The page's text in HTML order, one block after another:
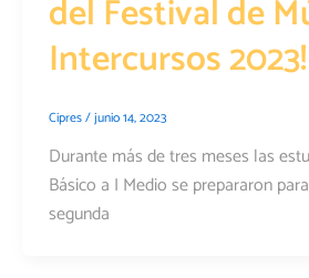
del Festival de
Intercursos 2023!
Cipres/junio 14, 2023
Durante más de tres meses las
Básico a I Medio se prepararon
segunda